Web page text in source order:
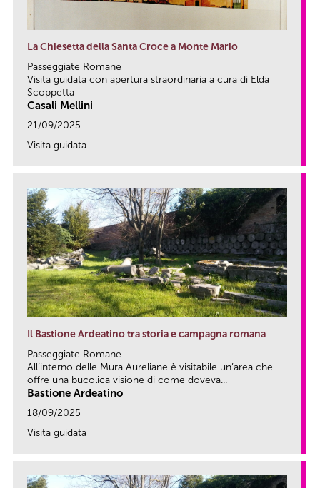
La Chiesetta della Santa Croce a Monte Mario
Passeggiate Romane
Visita guidata con apertura straordinaria a cura di Elda
Scoppetta
Casali Mellini
21/09/2025
Visita guidata
Il Bastione Ardeatino tra storia e campagna romana
Passeggiate Romane
All’interno delle Mura Aureliane è visitabile un’area che
offre una bucolica visione di come doveva...
Bastione Ardeatino
18/09/2025
Visita guidata